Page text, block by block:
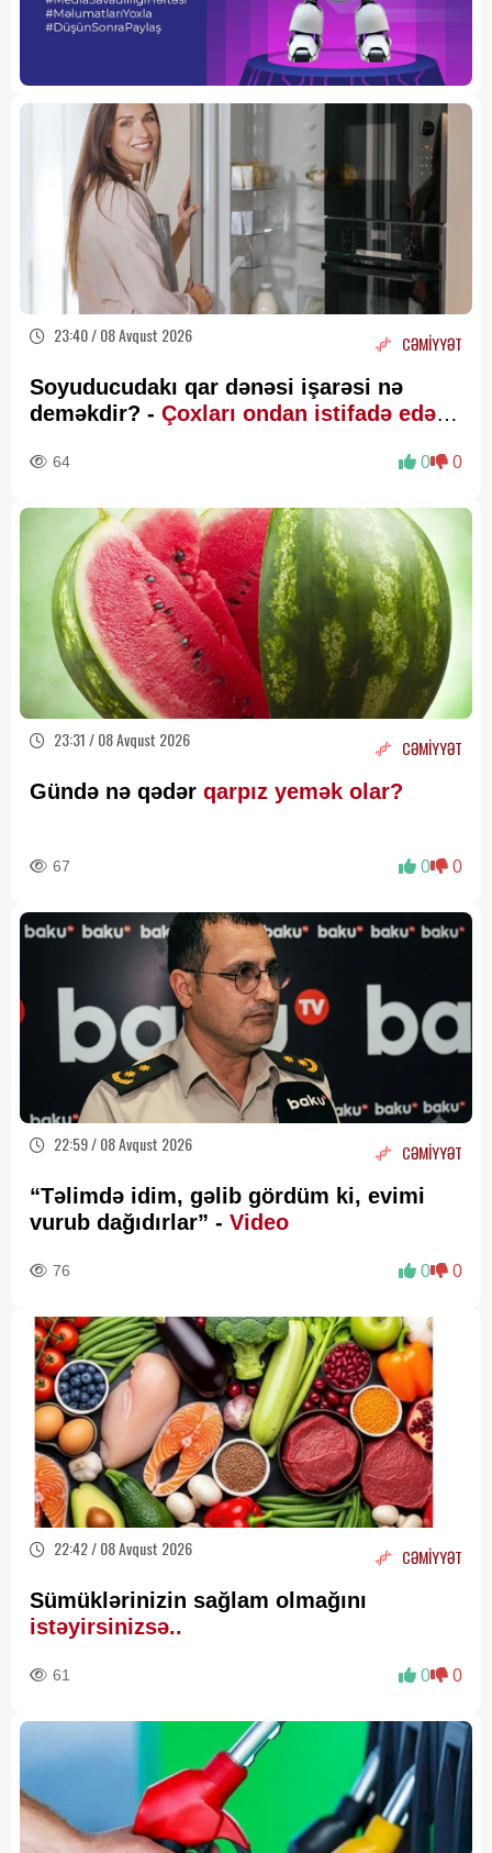
23:40 / 08 Avqust 2026 CƏMİYYƏT
Soyuducudakı qar dənəsi işarəsi nə
deməkdir? - Çoxları ondan istifadə edə
64 0 0
23:31 / 08 Avqust 2026 CƏMİYYƏT
Gündə nə qədər qarpız yemək olar?
67 0 0
22:59 / 08 Avqust 2026 CƏMİYYƏT
“Təlimdə idim, gəlib gördüm ki, evimi
vurub dağıdırlar” - Video
76 0 0
22:42 / 08 Avqust 2026 CƏMİYYƏT
Sümüklərinizin sağlam olmağını
istəyirsinizsə..
61 0 0